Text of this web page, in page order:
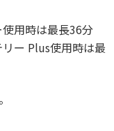
用時は最長36分
ー Plus使用時は最